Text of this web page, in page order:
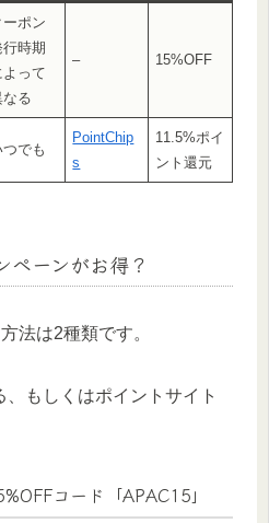
ーポン
行時期
よって
なる
– 15%OFF
つでも
PointChip
s
11.5%ポイ
ント還元
ペーンがお得？
法は2種類です。
もしくはポイントサイト
コード「APAC15」